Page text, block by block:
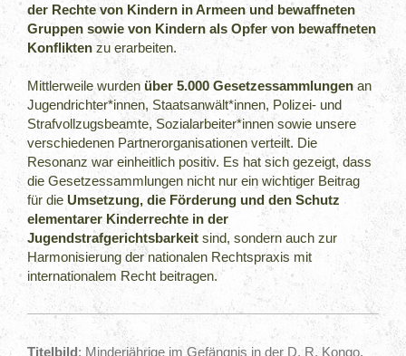
der Rechte von Kindern in Armeen und bewaffneten
Gruppen sowie von Kindern als Opfer von bewaffneten
Konflikten zu erarbeiten.
Mittlerweile wurden über 5.000 Gesetzessammlungen an
Jugendrichter*innen, Staatsanwält*innen, Polizei- und
Strafvollzugsbeamte, Sozialarbeiter*innen sowie unsere
verschiedenen Partnerorganisationen verteilt. Die
Resonanz war einheitlich positiv. Es hat sich gezeigt, dass
die Gesetzessammlungen nicht nur ein wichtiger Beitrag
für dieUmsetzung, die Förderung und den Schutz
elementarer Kinderrechte in der
Jugendstrafgerichtsbarkeit sind, sondern auch zur
Harmonisierung der nationalen Rechtspraxis mit
internationalem Recht beitragen.
Titelbild: Minderjährige im Gefängnis in der D. R. Kongo.